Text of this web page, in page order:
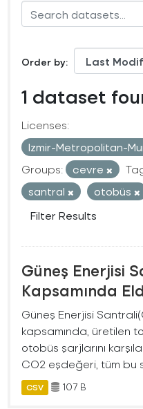
Order by
1 dataset
Licenses:
Izmir-Metropolitan-
Groups:
cevre
santral
otobüs
Filter Results
Güneş Enerjisi
Kapsamında
Güneş Enerjisi
kapsamında, üretilen
otobüs şarjlarını
CO2 eşdeğeri, tüm bu
CSV 107 B